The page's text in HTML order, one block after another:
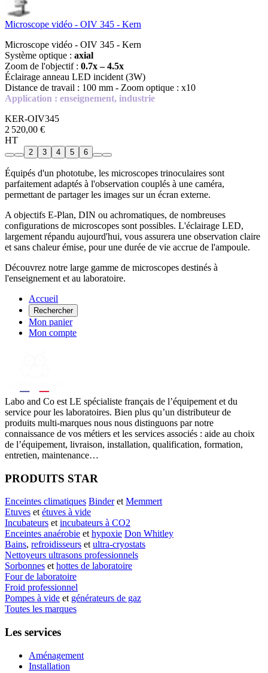
Microscope vidéo - OIV 345 - Kern
Microscope vidéo - OIV 345 - Kern
Système optique : axial
Zoom de l'objectif : 0.7x – 4.5x
Éclairage anneau LED incident (3W)
Distance de travail : 100 mm - Zoom optique : x10
Application : enseignement, industrie
KER-OIV345
2 520,00 €
HT
2 3 4 5 6
Équipés d'un phototube, les microscopes trinoculaires sont
parfaitement adaptés à l'observation couplés à une caméra,
permettant de partager les images sur un écran externe.
A objectifs E-Plan, DIN ou achromatiques, de nombreuses
configurations de microscopes sont possibles. L'éclairage LED,
largement répandu aujourd'hui, vous assurera une observation claire
et sans chaleur émise, pour une durée de vie accrue de l'ampoule.
Découvrez notre large gamme de microscopes destinés à
l'enseignement et au laboratoire.
Accueil
Rechercher
Mon panier
Mon compte
Labo and Co est LE spécialiste français de l’équipement et du
service pour les laboratoires. Bien plus qu’un distributeur de
produits multi-marques nous nous distinguons par notre
connaissance de vos métiers et les services associés : aide au choix
de l’équipement, livraison, installation, qualification, formation,
entretien, maintenance…
PRODUITS STAR
Enceintes climatiques Binderet Memmert
Etuves et étuves à vide
Incubateurs et incubateurs à CO2
Enceintes anaérobie et hypoxie Don Whitley
Bains, refroidisseurs et ultra-cryostats
Nettoyeurs ultrasons professionnels
Sorbonnes et hottes de laboratoire
Four de laboratoire
Froid professionnel
Pompes à vide et générateurs de gaz
Toutes les marques
Les services
Aménagement
Installation